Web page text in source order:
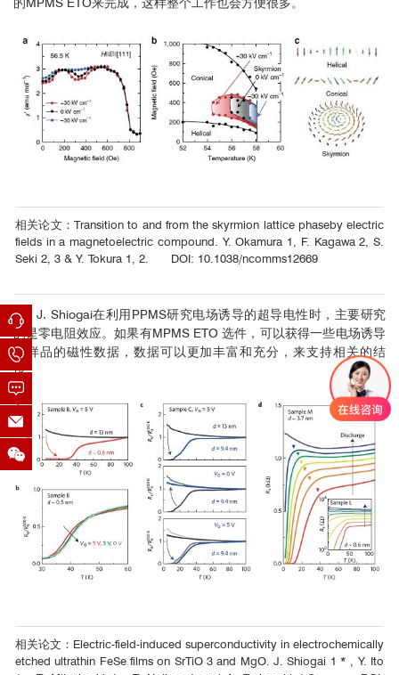
的MPMS ETO来完成，这样整个工作也会方便很多。
相关论文：Transition to and from the skyrmion lattice phaseby electric
fields in a magnetoelectric compound. Y. Okamura 1, F. Kagawa 2, S.
Seki 2, 3 & Y. Tokura 1, 2. DOI: 10.1038/ncomms12669
J. Shiogai在利用PPMS研究电场诱导的超导电性时，主要研究
的是零电阻效应。如果有MPMS ETO 选件，可以获得一些电场诱导
下样品的磁性数据，数据可以更加丰富和充分，来支持相关的结
论。
相关论文：Electric-field-induced superconductivity in electrochemically
etched ultrathin FeSe films on SrTiO 3 and MgO. J. Shiogai 1 * , Y. Ito